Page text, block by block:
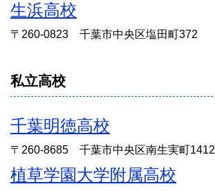
生浜高校
〒260-0823 千葉市中央区塩田町372
私立高校
千葉明徳高校
〒260-8685 千葉市中央区南生実町1412
植草学園大学附属高校